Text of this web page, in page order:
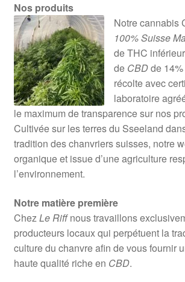
Nos produits
Notre cannabis
100% Suisse
de THC
deCBDde 14%
récolte avec
laboratoire
le maximum de transparence sur nos
Cultivée sur les terres du Sseeland
tradition des chanvriers suisses, notre
organique et issue d’une agriculture
l’environnement.
Notre matière première
ChezLe Riffnous travaillons
producteurs locaux qui perpétuent la
culture du chanvre afin de vous fournir
haute qualité riche en CBD.